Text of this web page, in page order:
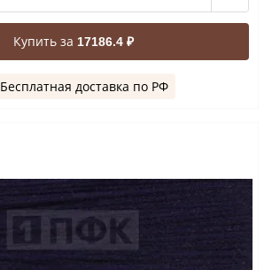
Купить за 17186.4 ₽
Бесплатная доставка по РФ